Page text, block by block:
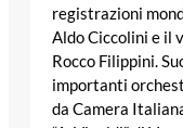
registrazioni
Aldo Ciccolini e il
Rocco Filippini.
importanti
da Camera